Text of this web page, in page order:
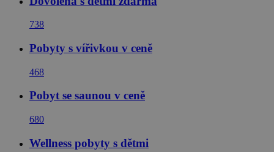
738
Pobyty s vířivkou v ceně
468
Pobyt se saunou v ceně
680
Wellness pobyty s dětmi